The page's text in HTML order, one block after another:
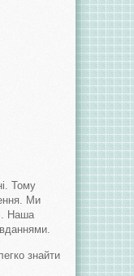
Тому
Ми
Наша
знайти